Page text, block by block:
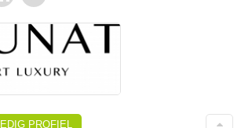
PROFIEL